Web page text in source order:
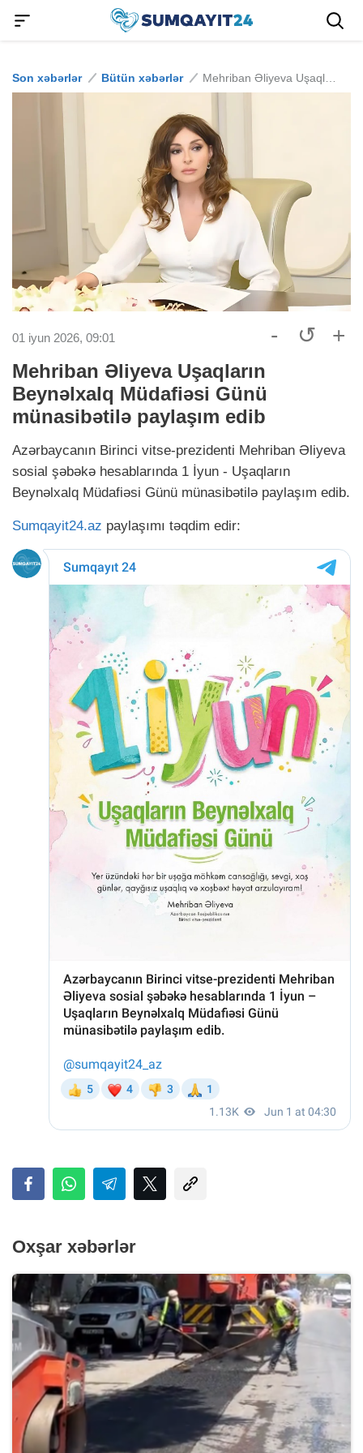
Son xəbərlər Bütün xəbərlər
01 iyun 2026, 09:01 - ↺ +
Mehriban Əliyeva Uşaqların
Beynəlxalq Müdafiəsi Günü
münasibətilə paylaşım edib
Azərbaycanın Birinci vitse-prezidenti Mehriban Əliyeva
sosial şəbəkə hesablarında 1 İyun - Uşaqların
Beynəlxalq Müdafiəsi Günü münasibətilə paylaşım edib.
Sumqayit24.az paylaşımı təqdim edir:
Oxşar xəbərlər